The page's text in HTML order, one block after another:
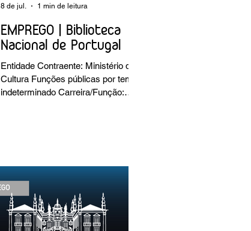
EMPREGO | Biblioteca
Nacional de Portugal
Entidade Contraente: Ministério da
Cultura Funções públicas por tempo
indeterminado Carreira/Função:
espécies bibliográficas
intervencionadas; execução dos
programas de conservação
preventiva; produção de fichas de
8 de jul. 1 min de leitura